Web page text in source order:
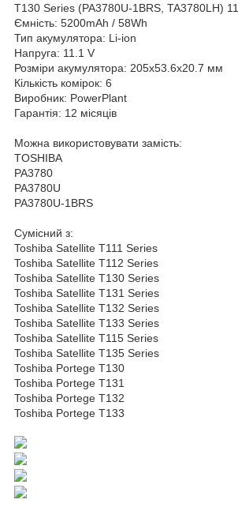
T130 Series (PA3780U-1BRS, TA3780LH)
Ємність: 5200mAh / 58Wh
Тип акумулятора: Li-ion
Напруга: 11.1 V
Розміри акумулятора: 205x53.6x20.7 мм
Кількість комірок: 6
Виробник: PowerPlant
Гарантія: 12 місяців
Можна використовувати замість:
TOSHIBA
PA3780
PA3780U
PA3780U-1BRS
Сумісний з:
Toshiba Satellite T111 Series
Toshiba Satellite T112 Series
Toshiba Satellite T130 Series
Toshiba Satellite T131 Series
Toshiba Satellite T132 Series
Toshiba Satellite T133 Series
Toshiba Satellite T115 Series
Toshiba Satellite T135 Series
Toshiba Portege T130
Toshiba Portege T131
Toshiba Portege T132
Toshiba Portege T133